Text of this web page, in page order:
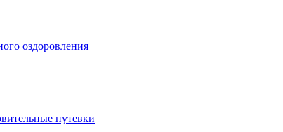
оздоровления
путевки